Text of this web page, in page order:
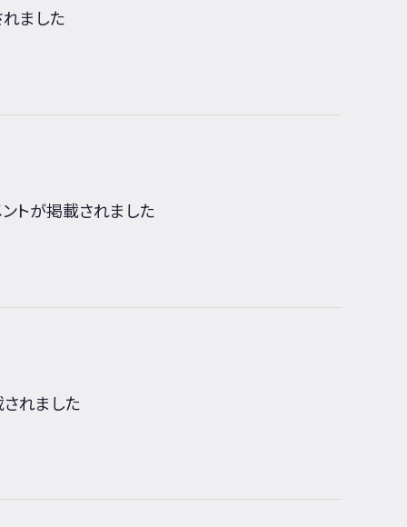
ました
トが掲載されました
れました